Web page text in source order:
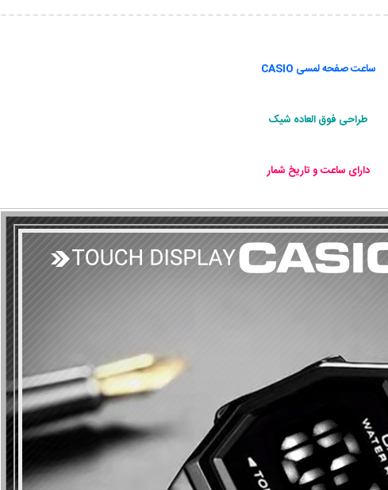
ساعت صفحه لمسی CASIO
طراحی فوق العاده شیک
دارای ساعت و تاریخ شمار